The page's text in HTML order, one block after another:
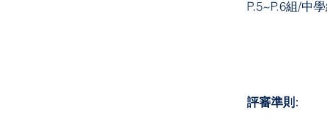
P.5~P.6組/中
評審準則: